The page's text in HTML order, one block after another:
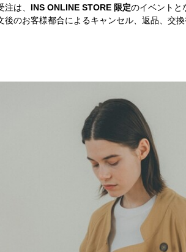
は、 INS ONLINE STORE 限定のイベントと
後のお客様都合によるキャンセル、返品、交